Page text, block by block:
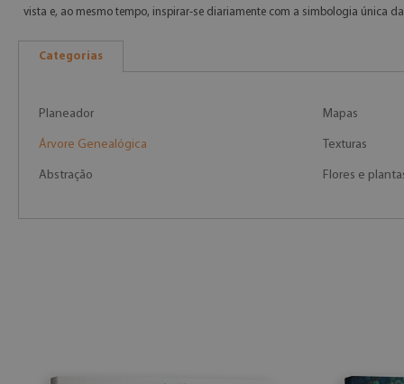
vista e, ao mesmo tempo, inspirar-se diariamente com a simbologia única
Categorias
Planeador Mapas
Árvore Genealógica Texturas
Abstração Flores e